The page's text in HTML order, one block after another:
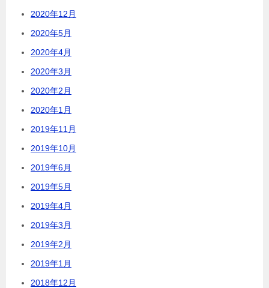
2020年12月
2020年5月
2020年4月
2020年3月
2020年2月
2020年1月
2019年11月
2019年10月
2019年6月
2019年5月
2019年4月
2019年3月
2019年2月
2019年1月
2018年12月